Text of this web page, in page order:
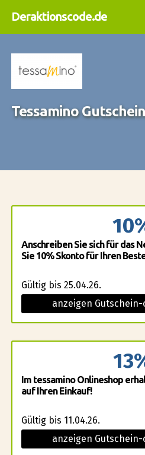
Deraktionscode.de
Tessamino
Anschreiben Sie sich für das
Sie 10% Skonto für Ihren
Gültig bis 25.04.26.
anzeigen
Im tessamino Onlineshop
auf Ihren Einkauf!
Gültig bis 11.04.26.
anzeigen